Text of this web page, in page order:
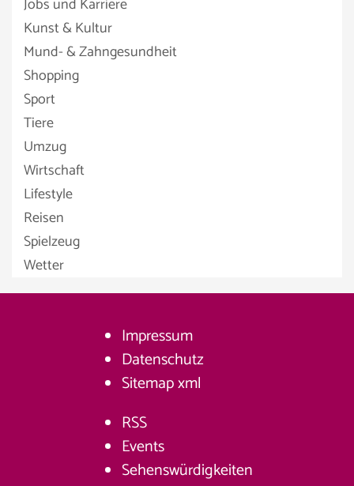
Kunst & Kultur
Mund- & Zahngesundheit
Shopping
Sport
Tiere
Umzug
Wirtschaft
Lifestyle
Reisen
Spielzeug
Wetter
Impressum
Datenschutz
Sitemapxml
RSS
Events
Sehenswürdigkeiten